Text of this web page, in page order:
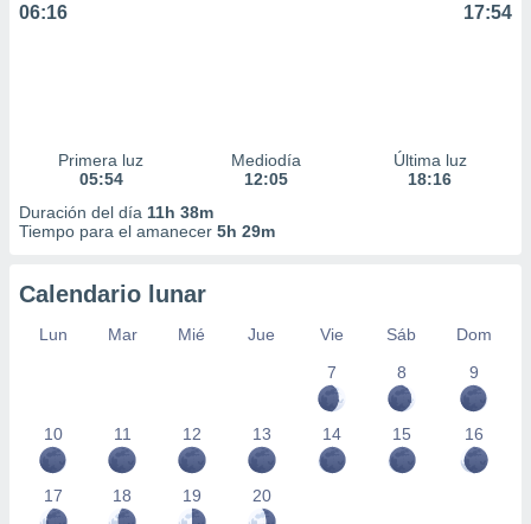
06:16 17:54
Primera luz
05:54
Mediodía
12:05
Última luz
18:16
Duración del día 11h 38m
Tiempo para el amanecer 5h 29m
Calendario lunar
Lun Mar Mié Jue Vie Sáb
Dom
7
8 9
10 11 12 13 14 15 16
17 18 19 20